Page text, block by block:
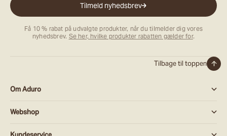
Tilmeld nyhedsbrev
Få 10 % rabat på udvalgte produkter, når du tilmelder dig vores
nyhedsbrev. Se her, hvilke produkter rabatten gælder for.
Om Aduro
Webshop
Tilbage til toppen